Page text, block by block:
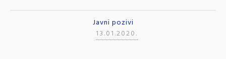
Javni pozivi
13.01.2020.